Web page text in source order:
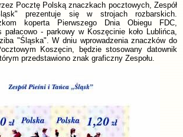
Pocztę Polską znaczkach pocztowych, Zespół
prezentuje się w strojach rozbarskich.
koperta Pierwszego Dnia Obiegu FDC,
pałacowo - parkowy w Koszęcinie koło Lublińca,
"Śląska". W dniu wprowadzenia znaczków do
Koszęcin, będzie stosowany datownik
przedstawiono znak graficzny Zespołu.